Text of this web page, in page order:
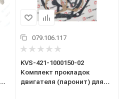
079.106.117
KVS-421-1000150-02
Комплект прокладок
двигателя (паронит) для